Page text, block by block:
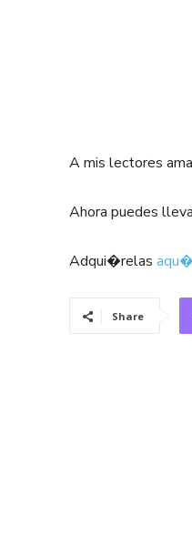
A mis lectores
Ahora puedes
Adqui�relas
Share